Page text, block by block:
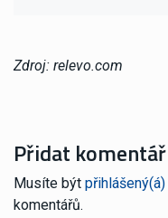
Zdroj: relevo.com
Přidat komentář
Musíte být přihlášený(á)
komentářů.